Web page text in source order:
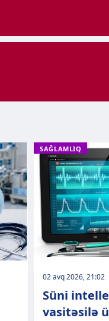
SAĞLAMLIQ
02 avq 2026, 21:02
Süni
vasitəsilə